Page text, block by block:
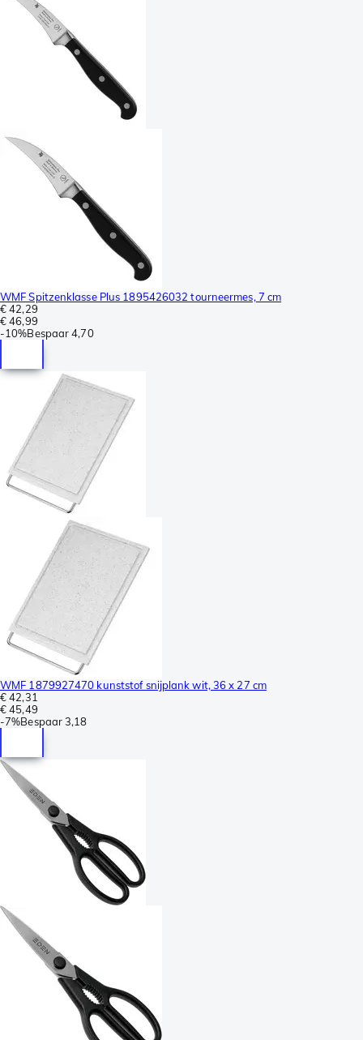
WMF Spitzenklasse Plus 1895426032 tourneermes, 7 cm
€ 42,29
€ 46,99
-10%Bespaar 4,70
WMF 1879927470 kunststof snijplank wit, 36 x 27 cm
€ 42,31
€ 45,49
-7%Bespaar3,18